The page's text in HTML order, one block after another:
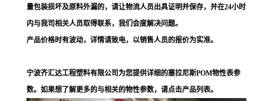
量包装损坏及原料外漏的，请让物流人员出具证明并保存，并在24小时
内与我司相关人员取得联系，我们会度解决问题。
产品价格时有波动，详情请致电，以销售人员的报价为实准。
宁波齐汇达工程塑料有限公司为您提供详细的塞拉尼斯POM物性表参
数。如果想了解更多的与相关的物性参数，请点击产品列表。